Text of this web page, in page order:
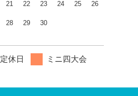
21 22 23 24 25 26
28 29 30
定休日 ミニ四大会